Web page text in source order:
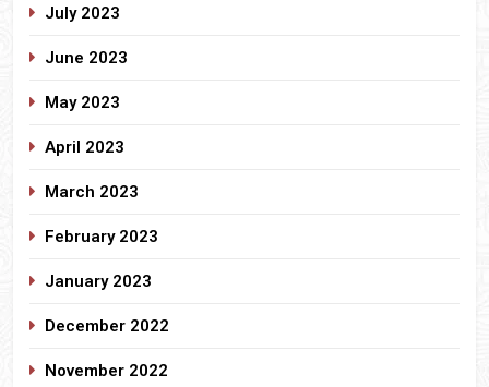
July 2023
June 2023
May 2023
April 2023
March 2023
February 2023
January 2023
December 2022
November 2022